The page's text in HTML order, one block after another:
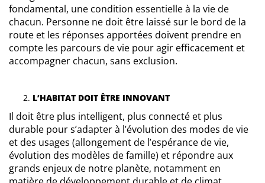
fondamental, une condition essentielle à la vie de
chacun. Personne ne doit être laissé sur le bord de la
route et les réponses apportées doivent prendre en
compte les parcours de vie pour agir efficacement et
accompagner chacun, sans exclusion.
L’HABITAT DOIT ÊTRE INNOVANT
Il doit être plus intelligent, plus connecté et plus
durable pour s’adapter à l’évolution des modes de vie
et des usages (allongement de l’espérance de vie,
évolution des modèles de famille) et répondre aux
grands enjeux de notre planète, notamment en